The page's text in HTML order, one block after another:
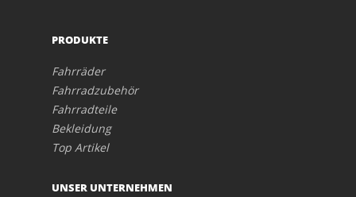
PRODUKTE
Fahrräder
Fahrradzubehör
Fahrradteile
Bekleidung
Top Artikel
UNSER UNTERNEHMEN